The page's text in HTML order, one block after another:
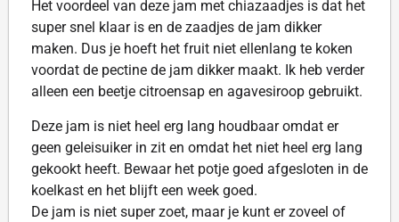
Het voordeel van deze jam met chiazaadjes is dat het
super snel klaar is en de zaadjes de jam dikker
maken. Dus je hoeft het fruit niet ellenlang te koken
voordat de pectine de jam dikker maakt. Ik heb verder
alleen een beetje citroensap en agavesiroop gebruikt.
Deze jam is niet heel erg lang houdbaar omdat er
geen geleisuiker in zit en omdat het niet heel erg lang
gekookt heeft. Bewaar het potje goed afgesloten in de
koelkast en het blijft een week goed.
De jam is niet super zoet, maar je kunt er zoveel of